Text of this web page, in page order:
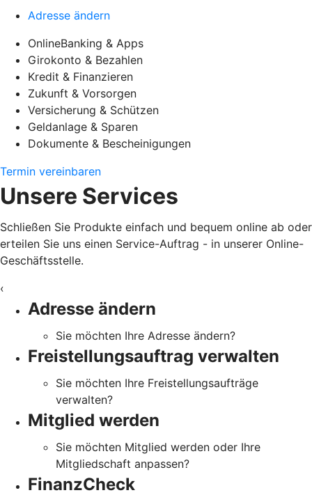
Adresse ändern
OnlineBanking & Apps
Girokonto & Bezahlen
Kredit & Finanzieren
Zukunft & Vorsorgen
Versicherung & Schützen
Geldanlage & Sparen
Dokumente & Bescheinigungen
Termin vereinbaren
Unsere Services
Schließen Sie Produkte einfach und bequem online ab oder
erteilen Sie uns einen Service-Auftrag - in unserer Online-
Geschäftsstelle.
‹
Adresse ändern
Sie möchten Ihre Adresse ändern?
Freistellungsauftrag verwalten
Sie möchten Ihre Freistellungsaufträge
verwalten?
Mitglied werden
Sie möchten Mitglied werden oder Ihre
Mitgliedschaft anpassen?
FinanzCheck